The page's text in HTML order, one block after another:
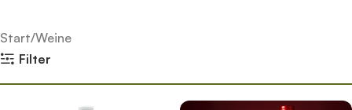
Start Weine
Filter